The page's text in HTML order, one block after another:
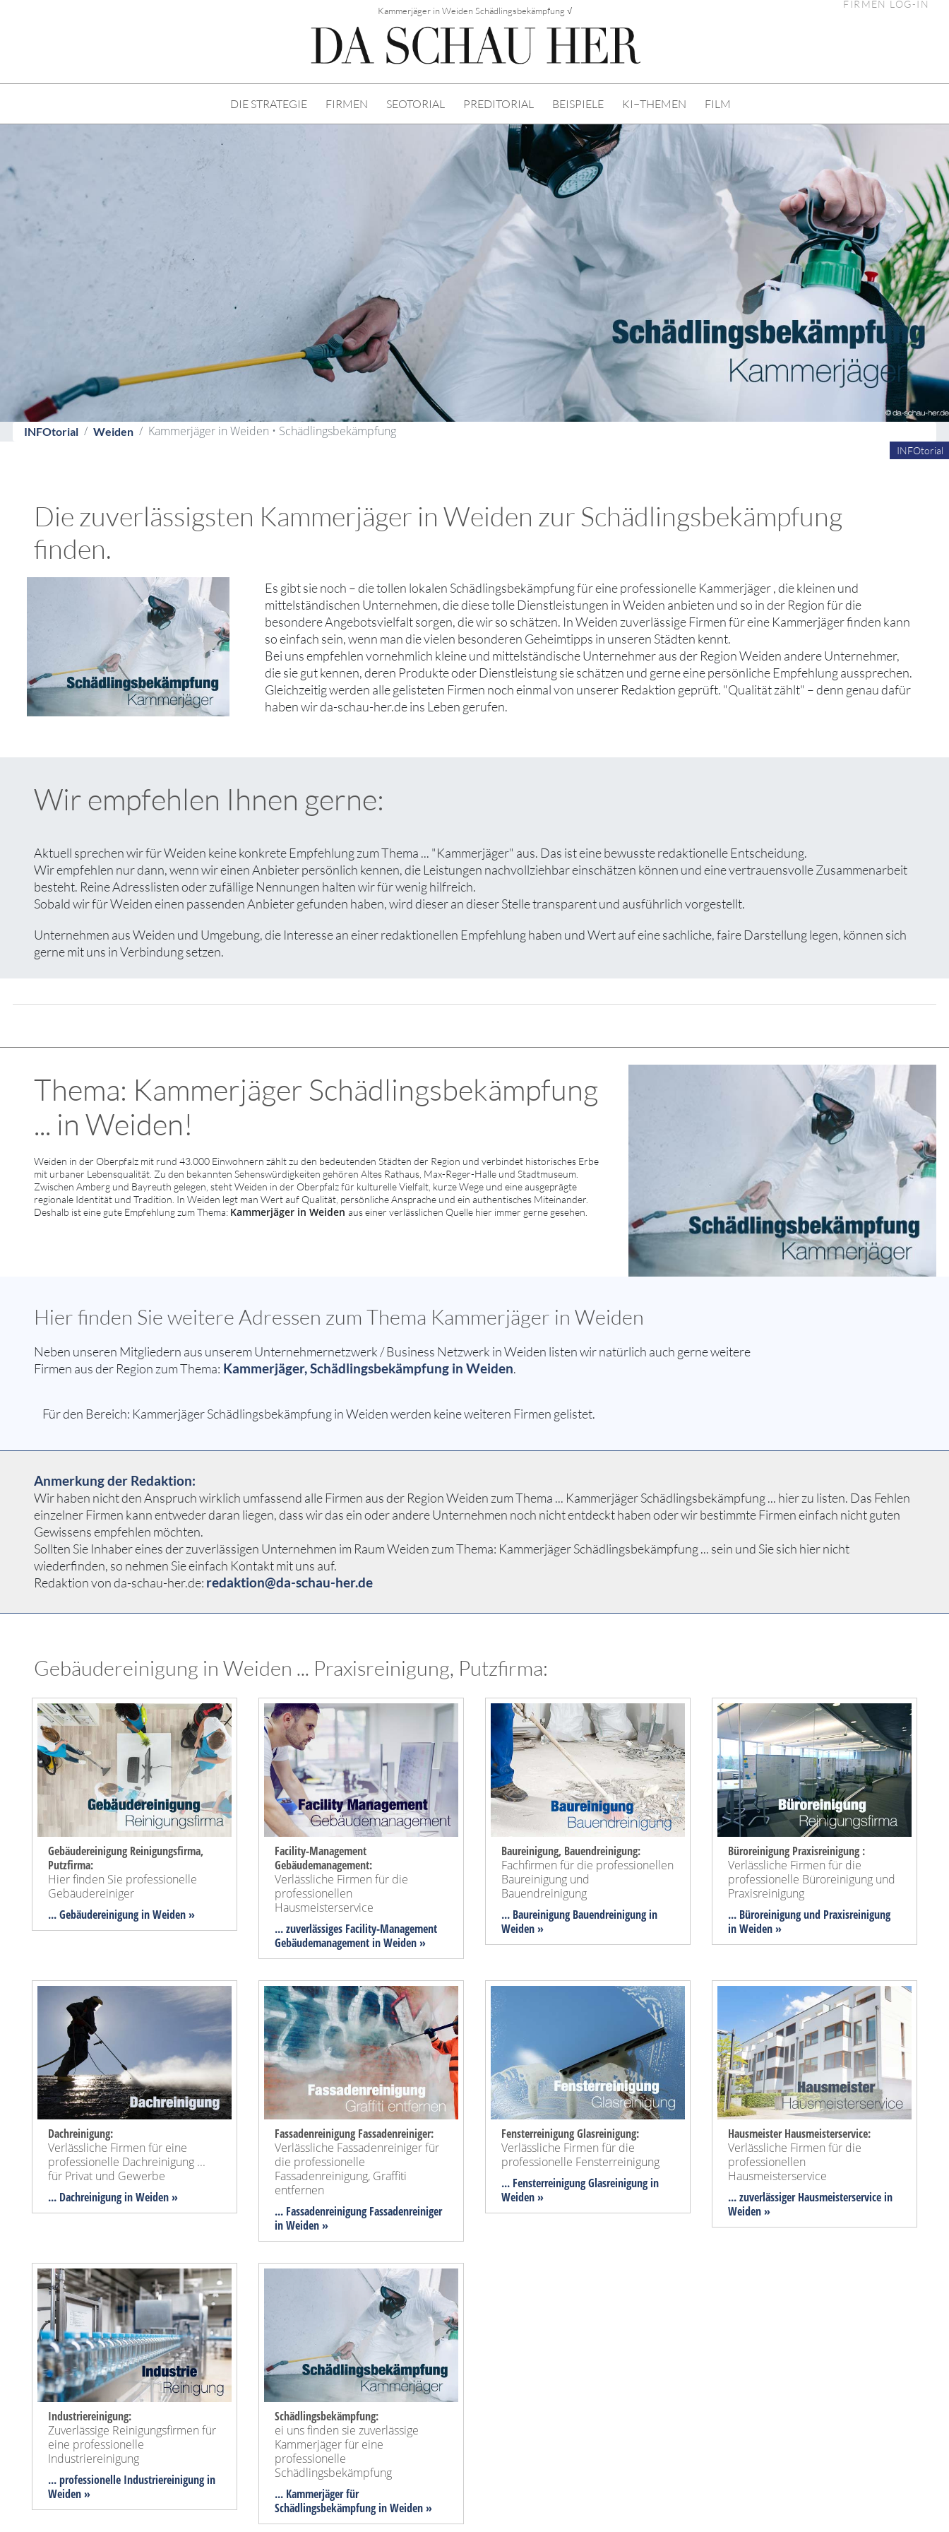
Kammerjäger in Weiden Schädlingsbekämpfung √
FIRMEN LOG-IN
DIE STRATEGIE FIRMEN SEOTORIAL PREDITORIAL BEISPIELE KI−THEMEN FILM
INFOtorial Weiden Kammerjäger in Weiden • Schädlingsbekämpfung
INFOtorial
Die zuverlässigsten Kammerjäger in Weiden zur Schädlingsbekämpfung
finden.
Es gibt sie noch – die tollen lokalen Schädlingsbekämpfung für eine professionelle Kammerjäger , die kleinen und
mittelständischen Unternehmen, die diese tolle Dienstleistungen in Weiden anbieten und so in der Region für die
besondere Angebotsvielfalt sorgen, die wir so schätzen. In Weiden zuverlässige Firmen für eine Kammerjäger finden kann
so einfach sein, wenn man die vielen besonderen Geheimtipps in unseren Städten kennt.
Bei uns empfehlen vornehmlich kleine und mittelständische Unternehmer aus der Region Weiden andere Unternehmer,
die sie gut kennen, deren Produkte oder Dienstleistung sie schätzen und gerne eine persönliche Empfehlung aussprechen.
Gleichzeitig werden alle gelisteten Firmen noch einmal von unserer Redaktion geprüft. "Qualität zählt" – denn genau dafür
haben wir da-schau-her.de ins Leben gerufen.
Wir empfehlen Ihnen gerne:
Aktuell sprechen wir für Weiden keine konkrete Empfehlung zum Thema ... "Kammerjäger" aus. Das ist eine bewusste redaktionelle Entscheidung.
Wir empfehlen nur dann, wenn wir einen Anbieter persönlich kennen, die Leistungen nachvollziehbar einschätzen können und eine vertrauensvolle Zusammenarbeit
besteht. Reine Adresslisten oder zufällige Nennungen halten wir für wenig hilfreich.
Sobald wir für Weiden einen passenden Anbieter gefunden haben, wird dieser an dieser Stelle transparent und ausführlich vorgestellt.
Unternehmen aus Weiden und Umgebung, die Interesse an einer redaktionellen Empfehlung haben und Wert auf eine sachliche, faire Darstellung legen, können sich
gerne mit uns in Verbindung setzen.
Thema: Kammerjäger Schädlingsbekämpfung
... in Weiden!
Weiden in der Oberpfalz mit rund 43.000 Einwohnern zählt zu den bedeutenden Städten der Region und verbindet historisches Erbe
mit urbaner Lebensqualität. Zu den bekannten Sehenswürdigkeiten gehören Altes Rathaus, Max-Reger-Halle und Stadtmuseum.
Zwischen Amberg und Bayreuth gelegen, steht Weiden in der Oberpfalz für kulturelle Vielfalt, kurze Wege und eine ausgeprägte
regionale Identität und Tradition. In Weiden legt man Wert auf Qualität, persönliche Ansprache und ein authentisches Miteinander.
Deshalb ist eine gute Empfehlung zum Thema: Kammerjäger in Weiden aus einer verlässlichen Quelle hier immer gerne gesehen.
Hier finden Sie weitere Adressen zum Thema Kammerjäger in Weiden
Neben unseren Mitgliedern aus unserem Unternehmernetzwerk / Business Netzwerk in Weiden listen wir natürlich auch gerne weitere
Firmen aus der Region zum Thema: Kammerjäger, Schädlingsbekämpfung in Weiden.
Für den Bereich: Kammerjäger Schädlingsbekämpfung in Weiden werden keine weiteren Firmen gelistet.
Anmerkung der Redaktion:
Wir haben nicht den Anspruch wirklich umfassend alle Firmen aus der Region Weiden zum Thema ... Kammerjäger Schädlingsbekämpfung ... hier zu listen. Das Fehlen
einzelner Firmen kann entweder daran liegen, dass wir das ein oder andere Unternehmen noch nicht entdeckt haben oder wir bestimmte Firmen einfach nicht guten
Gewissens empfehlen möchten.
Sollten Sie Inhaber eines der zuverlässigen Unternehmen im Raum Weiden zum Thema: Kammerjäger Schädlingsbekämpfung ... sein und Sie sich hier nicht
wiederfinden, so nehmen Sie einfach Kontakt mit uns auf.
Redaktion von da-schau-her.de: redaktion@da-schau-her.de
Gebäudereinigung in Weiden ... Praxisreinigung, Putzfirma:
Gebäudereinigung Reinigungsfirma,
Putzfirma:
Hier finden Sie professionelle
Gebäudereiniger
... Gebäudereinigung in Weiden »
Facility-Management
Gebäudemanagement:
Verlässliche Firmen für die
professionellen
Hausmeisterservice
... zuverlässiges Facility-Management
Gebäudemanagement in Weiden »
Baureinigung, Bauendreinigung:
Fachfirmen für die professionellen
Baureinigung und
Bauendreinigung
... Baureinigung Bauendreinigung in
Weiden »
Büroreinigung Praxisreinigung :
Verlässliche Firmen für die
professionelle Büroreinigung und
Praxisreinigung
... Büroreinigung und Praxisreinigung
in Weiden »
Dachreinigung:
Verlässliche Firmen für eine
professionelle Dachreinigung ...
für Privat und Gewerbe
... Dachreinigung in Weiden »
Fassadenreinigung Fassadenreiniger:
Verlässliche Fassadenreiniger für
die professionelle
Fassadenreinigung, Graffiti
entfernen
... Fassadenreinigung Fassadenreiniger
in Weiden »
Fensterreinigung Glasreinigung:
Verlässliche Firmen für die
professionelle Fensterreinigung
... Fensterreinigung Glasreinigung in
Weiden »
Hausmeister Hausmeisterservice:
Verlässliche Firmen für die
professionellen
Hausmeisterservice
... zuverlässiger Hausmeisterservice in
Weiden »
Industriereinigung:
Zuverlässige Reinigungsfirmen für
eine professionelle
Industriereinigung
... professionelle Industriereinigung in
Weiden »
Schädlingsbekämpfung:
ei uns finden sie zuverlässige
Kammerjäger für eine
professionelle
Schädlingsbekämpfung
... Kammerjäger für
Schädlingsbekämpfung in Weiden »